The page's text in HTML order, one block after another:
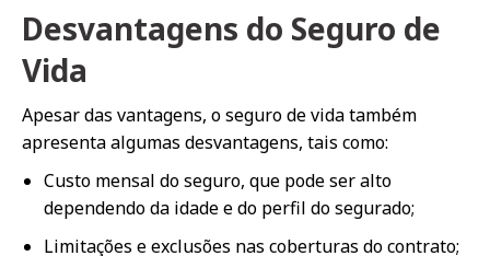
Desvantagens do Seguro de
Vida
Apesar das vantagens, o seguro de vida também
apresenta algumas desvantagens, tais como:
Custo mensal do seguro, que pode ser alto
dependendo da idade e do perfil do segurado;
Limitações e exclusões nas coberturas do contrato;